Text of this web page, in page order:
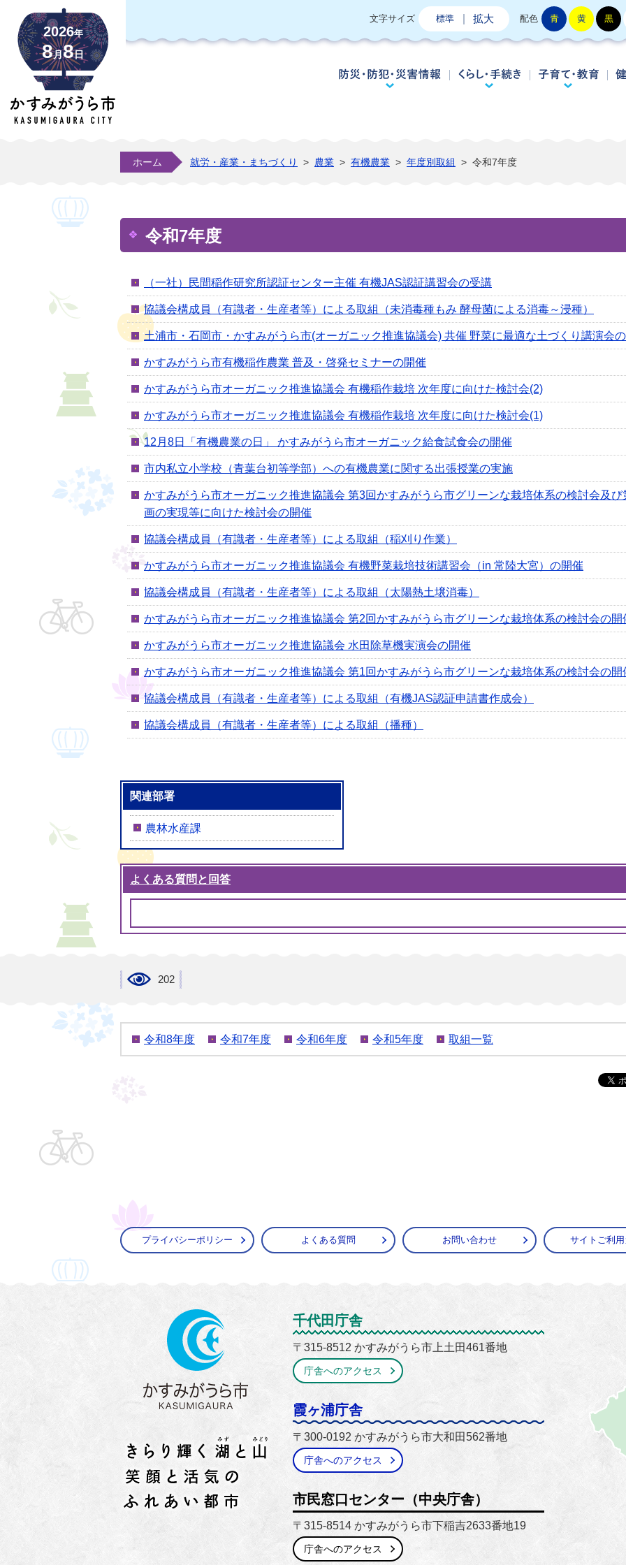
2026年
8月8日
文字サイズ 標準 拡大 配色 青 黄 黒
防災・防犯・災害情報くらし・手続き子
ホーム 就労・産業・まちづくり > 農業 > 有機農業 > 年度別取組 > 令和7年度
令和7年度
（一社）民間稲作研究所認証センター主催 有機JAS認証講習会の受講
協議会構成員（有識者・生産者等）による取組（未消毒種もみ 酵母菌による消毒～浸種）
土浦市・石岡市・かすみがうら市(オーガニック推進協議会) 共催 野菜に最適な土づくり講演会
かすみがうら市有機稲作農業 普及・啓発セミナーの開催
かすみがうら市オーガニック推進協議会 有機稲作栽培 次年度に向けた検討会(2)
かすみがうら市オーガニック推進協議会 有機稲作栽培 次年度に向けた検討会(1)
12月8日「有機農業の日」 かすみがうら市オーガニック給食試食会の開催
市内私立小学校（青葉台初等学部）への有機農業に関する出張授業の実施
かすみがうら市オーガニック推進協議会 第3回かすみがうら市グリーンな栽培体系の検討会及
画の実現等に向けた検討会の開催
協議会構成員（有識者・生産者等）による取組（稲刈り作業）
かすみがうら市オーガニック推進協議会 有機野菜栽培技術講習会（in 常陸大宮）の開催
協議会構成員（有識者・生産者等）による取組（太陽熱土壌消毒）
かすみがうら市オーガニック推進協議会 第2回かすみがうら市グリーンな栽培体系の検討会の開
かすみがうら市オーガニック推進協議会 水田除草機実演会の開催
かすみがうら市オーガニック推進協議会 第1回かすみがうら市グリーンな栽培体系の検討会の開
協議会構成員（有識者・生産者等）による取組（有機JAS認証申請書作成会）
協議会構成員（有識者・生産者等）による取組（播種）
関連部署
農林水産課
よくある質問と回答
202
令和8年度 令和7年度 令和6年度 令和5年度 取組一覧
プライバシーポリシー よくある質問 お問い合わせ サイトご利
かすみがうら市
千代田庁舎
〒315-8512 かすみがうら市上土田461番地
庁舎へのアクセス
霞ヶ浦庁舎
〒300-0192 かすみがうら市大和田562番地
庁舎へのアクセス
市民窓口センター（中央庁舎）
〒315-8514 かすみがうら市下稲吉2633番地19
庁舎へのアクセス